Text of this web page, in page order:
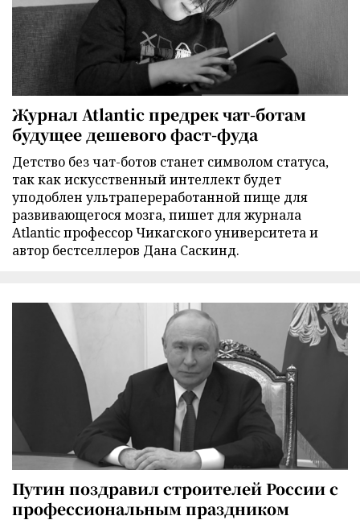
Журнал Atlantic предрек чат-ботам
будущее дешевого фаст-фуда
Детство без чат-ботов станет символом статуса,
так как искусственный интеллект будет
уподоблен ультрапереработанной пище для
развивающегося мозга, пишет для журнала
Atlantic профессор Чикагского университета и
автор бестселлеров Дана Саскинд.
Путин поздравил строителей России с
профессиональным праздником